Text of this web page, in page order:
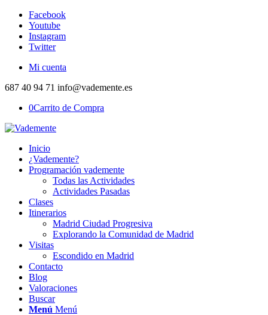
Facebook
Youtube
Instagram
Twitter
Mi cuenta
687 40 94 71 info@vademente.es
0Carrito de Compra
Inicio
¿Vademente?
Programación vademente
Todas las Actividades
Actividades Pasadas
Clases
Itinerarios
Madrid Ciudad Progresiva
Explorando la Comunidad de Madrid
Visitas
Escondido en Madrid
Contacto
Blog
Valoraciones
Buscar
Menú Menú